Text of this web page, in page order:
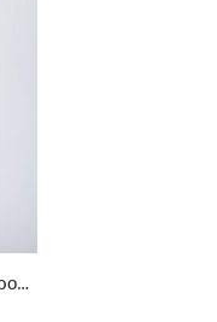
Χειροποίητο αξεσουάρ τσάντας με ξύλινες χάντρες, χειροποίητη διακοσμητική φούντα και λεοπάρ βελούδινη κορδέλα